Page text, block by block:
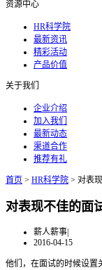
资源中心
HR科学院
最新资讯
精彩活动
产品价值
关于我们
企业介绍
加入我们
最新动态
渠道合作
推荐有礼
首页 > HR科学院 > 对表
对表现不佳的面
薪人薪事|
2016-04-15
他们，在面试的时候设置